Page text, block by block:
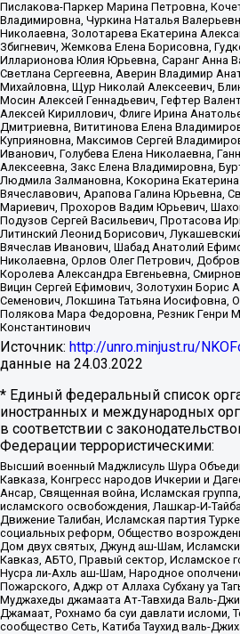
Пислакова-Паркер Марина Петровна,
Владимировна, Чуркина Наталья
Николаевна, Золотарева Екатерина
Збигневич, Жемкова Елена Борисовна,
Илларионова Юлия Юрьевна, Саранг Анна
Светлана Сергеевна, Аверин Владимир
Михайловна, Щур Николай Алексеевич,
Мосин Алексей Геннадьевич, Гефтер
Алексей Кириллович, Флиге Ирина
Дмитриевна, Вититинова Елена
Куприяновна, Максимов Сергей
Иванович, Голубева Елена Николаевна,
Алексеевна, Закс Елена Владимировна,
Людмила Залмановна, Кокорина
Вячеславович, Арапова Галина Юрьевна,
Мариевич, Прохоров Вадим Юрьевич,
Подузов Сергей Васильевич, Протасова
Литинский Леонид Борисович,
Вячеслав Иванович, Шабад Анатолий
Николаевна, Орлов Олег Петрович,
Королева Александра Евгеньевна,
Вицин Сергей Ефимович, Золотухин Борис
Семенович, Локшина Татьяна Иосифовна,
Полякова Мара Федоровна, Резник Генри
Константинович
Источник: http://unro.minjust.ru/
данные на 24.03.2022
* Единый федеральный список
иностранных и международных
в соответствии с
Федерации террористическими:
Высший военный Маджлисуль Шура
Кавказа, Конгресс народов Ичкерии и
Ансар, Священная война, Исламская
исламского освобождения, Лашкар-И-
Движение Талибан, Исламская партия
социальных реформ, Общество
Дом двух святых, Джунд аш-Шам,
Кавказ, АБТО, Правый сектор, Исламское
Нусра ли-Ахль аш-Шам, Народное
Пожарского, Аджр от Аллаха Субхану уа
Муджахеды джамаата Ат-Тавхида Валь-
Джамаат, Рохнамо ба суи давлати исломи,
сообщество Сеть, Катиба Таухид валь-